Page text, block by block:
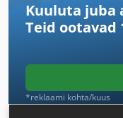
Kuuluta juba
Teid ootavad
*reklaami kohta/kuus